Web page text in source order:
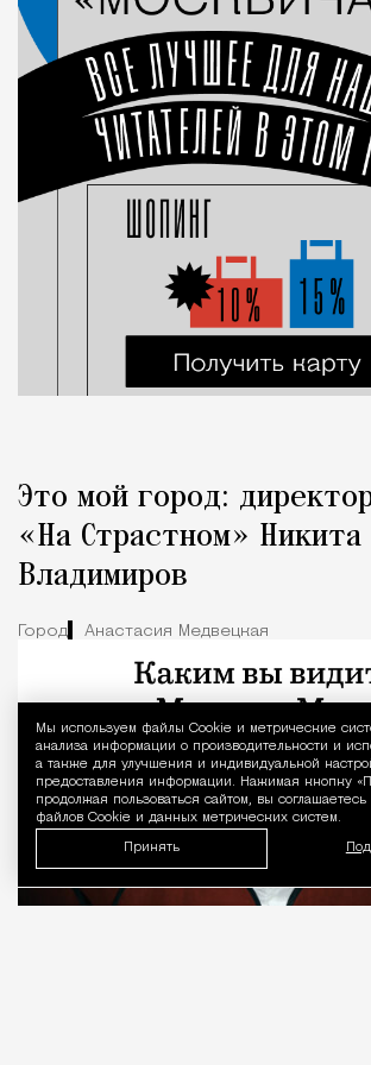
Мы используем файлы Сookie и метрические
анализа информации о производительности и
а также для улучшения и индивидуальной
предоставления информации. Нажимая кнопку
продолжая пользоваться сайтом, вы соглашаетесь
файлов Cookie и данных метрических систем.
Принять
Это мой город:
«На Страстном» Никита
Владимиров
Город Анастасия Медвецкая